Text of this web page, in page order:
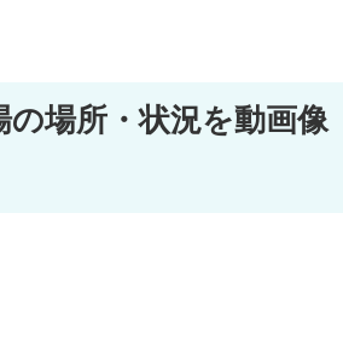
の場所・状況を動画像